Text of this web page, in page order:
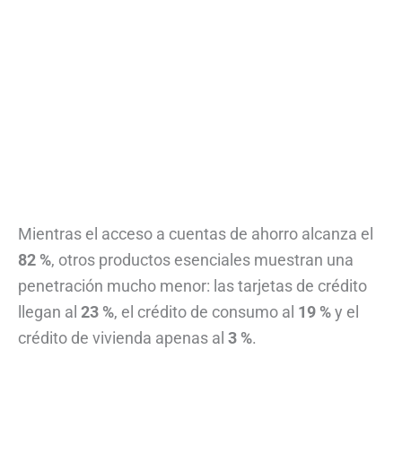
Mientras el acceso a cuentas de ahorro alcanza el
82 %, otros productos esenciales muestran una
penetración mucho menor: las tarjetas de crédito
llegan al 23 %, el crédito de consumo al 19 %y el
crédito de vivienda apenas al 3 %.